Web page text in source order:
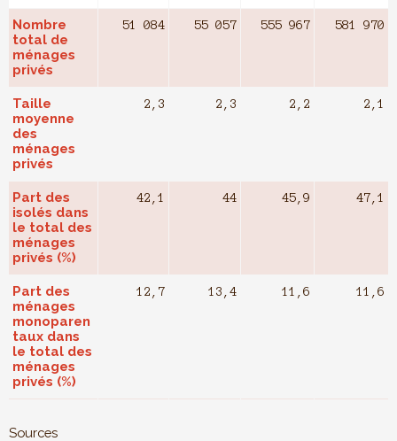
Nombre
total de
ménages
privés
51 084 55 057 555 967 581 970
Taille
moyenne
des
ménages
privés
2,3 2,3 2,2 2,1
Part des
isolés dans
le total des
ménages
privés (%)
42,1 44 45,9 47,1
Part des
ménages
monoparen
taux dans
le total des
ménages
privés (%)
12,7 13,4 11,6 11,6
Sources